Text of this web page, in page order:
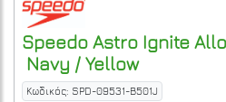
Speedo Astro Ignite
Navy / Yellow
Κωδικός: SPD-09531-B501J